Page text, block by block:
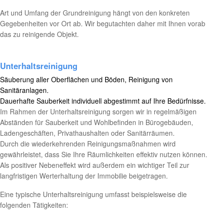
Art und Umfang der Grundreinigung hängt von den konkreten
Gegebenheiten vor Ort ab. Wir begutachten daher mit Ihnen vorab
das zu reinigende Objekt.
Unterhaltsreinigung
Säuberung aller Oberflächen und Böden, Reinigung von
Sanitäranlagen.
Dauerhafte Sauberkeit individuell abgestimmt auf Ihre Bedürfnisse.
Im Rahmen der Unterhaltsreinigung sorgen wir in regelmäßigen
Abständen für Sauberkeit und Wohlbefinden in Bürogebäuden,
Ladengeschäften, Privathaushalten oder Sanitärräumen.
Durch die wiederkehrenden Reinigungsmaßnahmen wird
gewährleistet, dass Sie Ihre Räumlichkeiten effektiv nutzen können.
Als positiver Nebeneffekt wird außerdem ein wichtiger Teil zur
langfristigen Werterhaltung der Immobilie beigetragen.
Eine typische Unterhaltsreinigung umfasst beispielsweise die
folgenden Tätigkeiten: